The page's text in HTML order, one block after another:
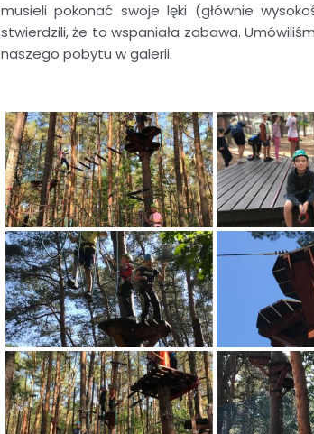
musieli pokonać swoje lęki (głównie
stwierdzili, że to wspaniała zabawa.
naszego pobytu w galerii.